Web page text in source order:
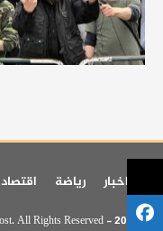
اخر اخبار رياضة اقتصاد
© 2026 - Dama Post. All Rights Reserved.